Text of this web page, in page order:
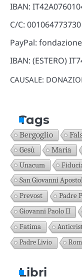
IBAN:
C/C: 001064773730
PayPal:
IBAN: (ESTERO)
CAUSALE:
Tags
Bergoglio
Gesù Maria
Unacum
San Giovanni
Prevost
Padre
Giovanni Paolo II
Fatima
Padre Livio
Libri